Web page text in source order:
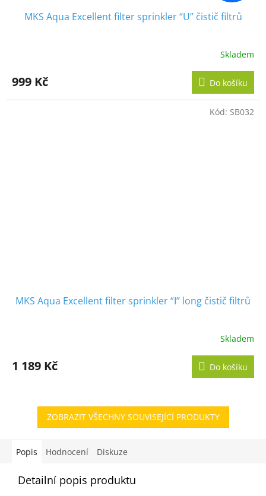
MKS Aqua Excellent filter sprinkler “U” čistič filtrů
produktu
je
5,0
Skladem
999 Kč Do košíku
MKS Aqua Excellent filter sprinkler “I” long čistič filtrů
Skladem
1 189 Kč Do košíku
Kód: SB032
ZOBRAZIT VŠECHNY SOUVISEJÍCÍ PRODUKTY
Popis Hodnocení Diskuze
Detailní popis produktu